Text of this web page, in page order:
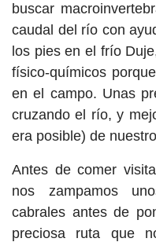
buscar
caudal del río con
los pies en el frío
físico-químicos
en el campo. Unas
cruzando el río, y
era posible) de
Antes de comer
nos zampamos
cabrales antes de
preciosa ruta que